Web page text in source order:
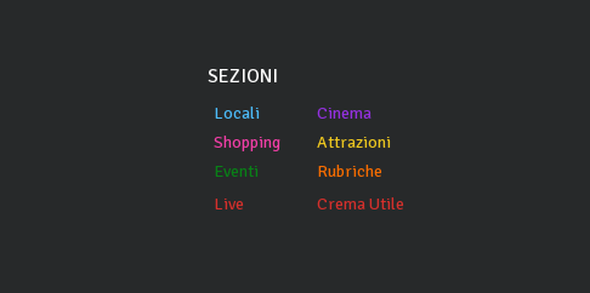
SEZIONI
Locali
Shopping
Eventi
Live
Cinema
Attrazioni
Rubriche
Crema Utile